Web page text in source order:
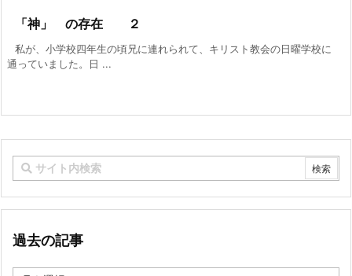
「神」 の存在 ２
私が、小学校四年生の頃兄に連れられて、キリスト教会の日曜学校に
通っていました。日 ...
過去の記事